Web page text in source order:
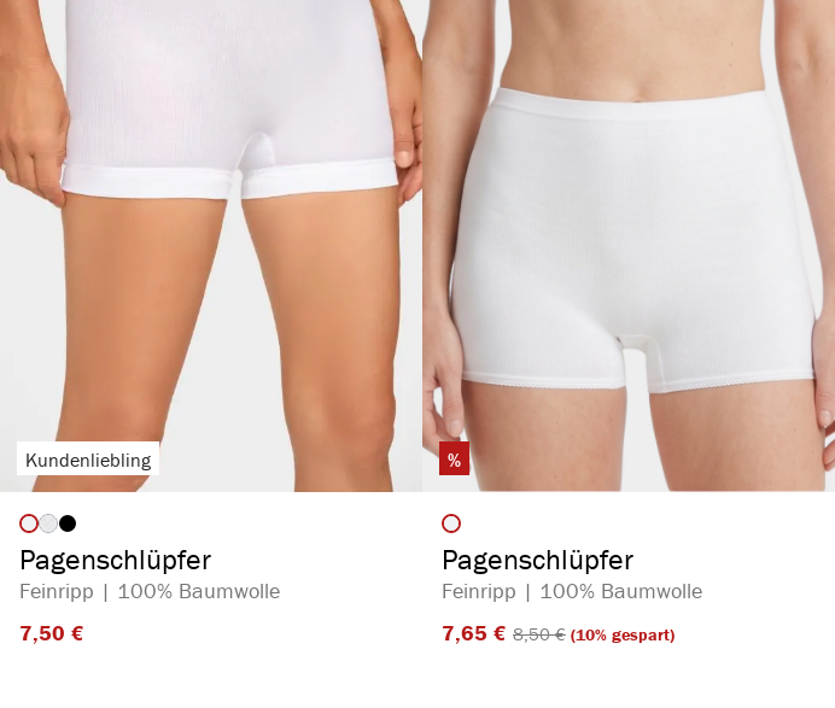
Kundenliebling
Artikelfarbe
(Diese Option ist zurzeit nicht verfügbar.)
Pagenschlüpfer
Feinripp | 100% Baumwolle
7,50 €​
%
Artikelfarbe
Pagenschlüpfer
Feinripp | 100% Baumwolle
7,65 €​ 8,50 €​ (10% gespart)